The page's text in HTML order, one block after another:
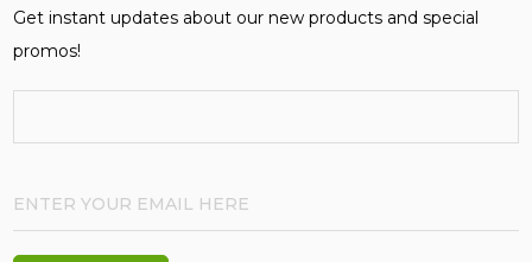
Get instant updates about our new products and special
promos!